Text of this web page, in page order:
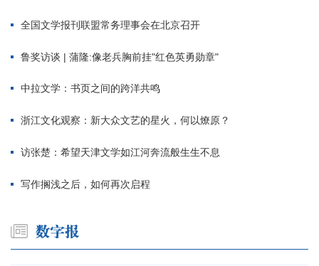
全国文学报刊联盟常务理事会在北京召开
鲁奖访谈 | 蒲隆:像老兵胸前挂"红色英勇勋章"
中拉文学：书页之间的跨洋共鸣
浙江文化观察：新大众文艺的星火，何以燎原？
访张楚：希望天津文学如江河奔流般生生不息
写作搁浅之后，如何再次启程